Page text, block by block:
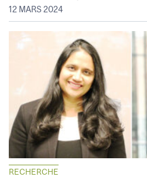
12 MARS 2024
RECHERCHE